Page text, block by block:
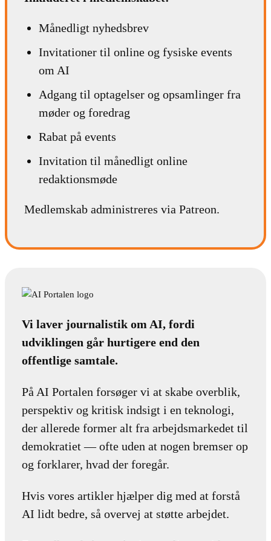
Månedligt nyhedsbrev
Invitationer til online og fysiske events
om AI
Adgang til optagelser og opsamlinger fra
møder og foredrag
Rabat på events
Invitation til månedligt online
redaktionsmøde
Medlemskab administreres via Patreon.
Vi laver journalistik om AI, fordi
udviklingen går hurtigere end den
offentlige samtale.
På AI Portalen forsøger vi at skabe overblik,
perspektiv og kritisk indsigt i en teknologi,
der allerede former alt fra arbejdsmarkedet til
demokratiet — ofte uden at nogen bremser op
og forklarer, hvad der foregår.
Hvis vores artikler hjælper dig med at forstå
AI lidt bedre, så overvej at støtte arbejdet.